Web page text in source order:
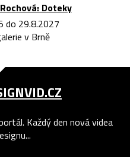
Doteky
do 29.8.2027
v Brně
Každý den nová videa